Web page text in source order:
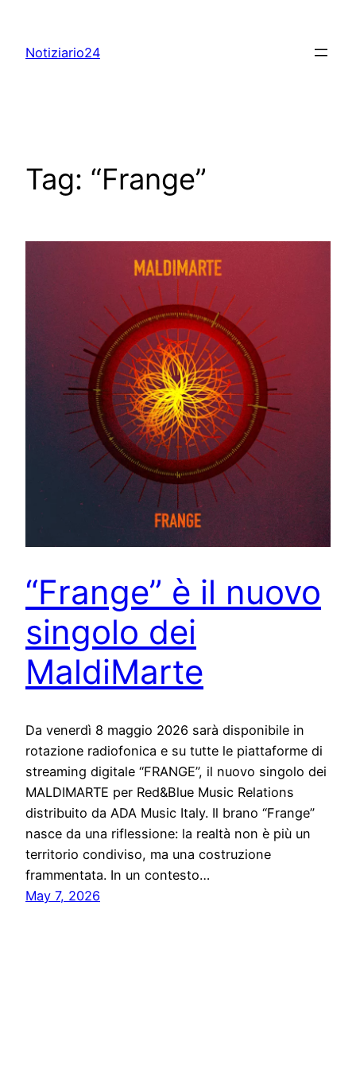
content
Notiziario24
Tag: “Frange”
“Frange” è il nuovo
singolo dei
MaldiMarte
Da venerdì 8 maggio 2026 sarà disponibile in
rotazione radiofonica e su tutte le piattaforme di
streaming digitale “FRANGE”, il nuovo singolo dei
MALDIMARTE per Red&Blue Music Relations
distribuito da ADA Music Italy. Il brano “Frange”
nasce da una riflessione: la realtà non è più un
territorio condiviso, ma una costruzione
frammentata. In un contesto…
May 7, 2026